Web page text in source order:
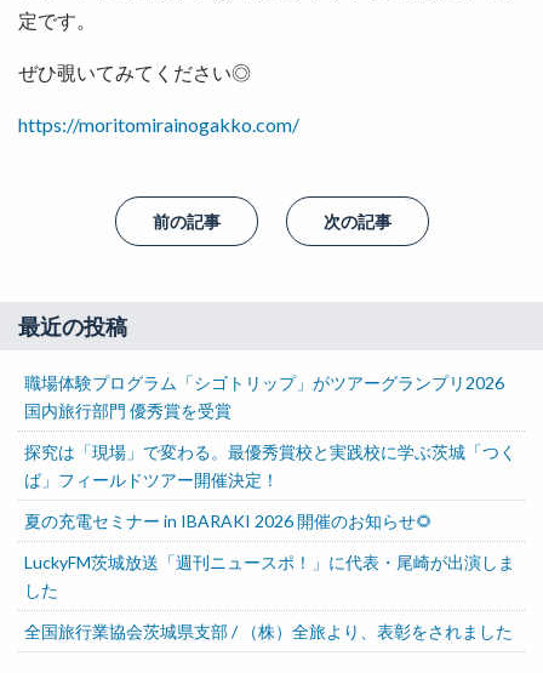
定です。
ぜひ覗いてみてください◎
https://moritomirainogakko.com/
前の記事 次の記事
最近の投稿
職場体験プログラム「シゴトリップ」がツアーグランプリ2026
国内旅行部門 優秀賞を受賞
探究は「現場」で変わる。最優秀賞校と実践校に学ぶ茨城「つく
ば」フィールドツアー開催決定！
夏の充電セミナー in IBARAKI 2026 開催のお知らせ🌻
LuckyFM茨城放送「週刊ニュースポ！」に代表・尾崎が出演しま
した
全国旅行業協会茨城県支部 / （株）全旅より、表彰をされました